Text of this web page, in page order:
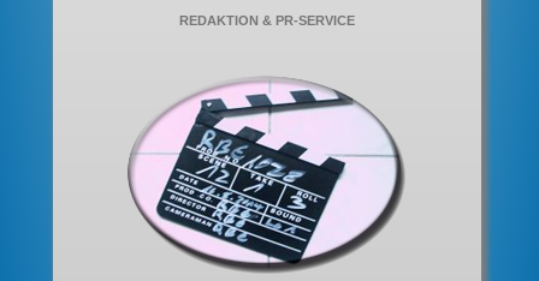
REDAKTION & PR-SERVICE